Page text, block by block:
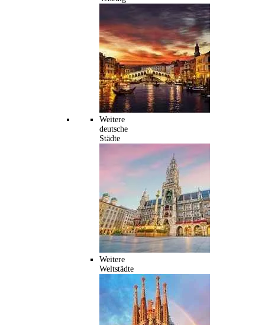
Weitere
deutsche
Städte
Weitere
Weltstädte